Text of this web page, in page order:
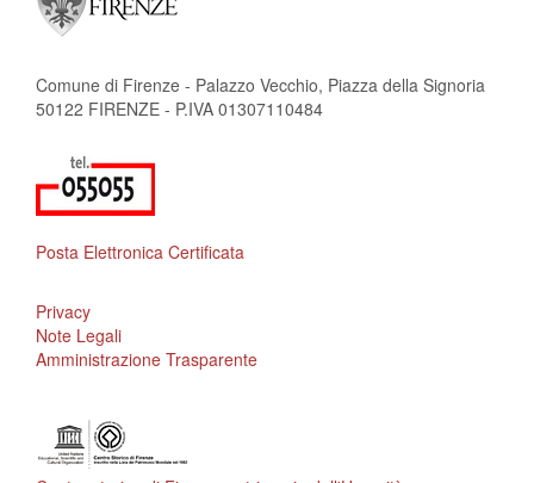
Comune di Firenze - Palazzo Vecchio, Piazza della Signoria
50122 FIRENZE - P.IVA 01307110484
Posta Elettronica Certificata
Privacy
Note Legali
Amministrazione Trasparente